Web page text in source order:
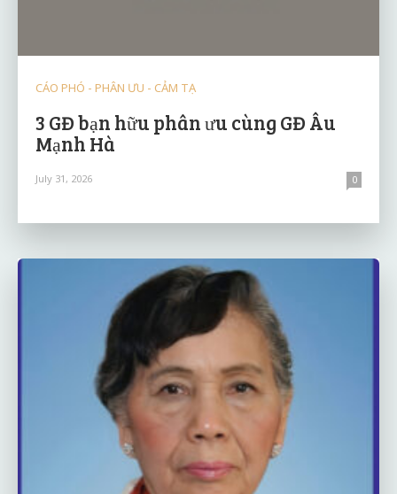
CÁO PHÓ - PHÂN ƯU - CẢM TẠ
3 GĐ bạn hữu phân ưu cùng GĐ Âu
Mạnh Hà
July 31, 2026 0